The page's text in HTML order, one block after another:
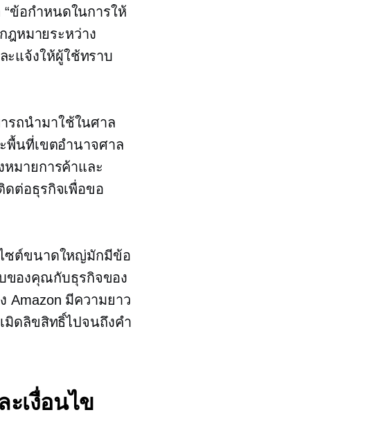
ข้อกำหนดในการให้
ฎหมายระหว่าง
แจ้งให้ผู้ใช้ทราบ
รถนำมาใช้ในศาล
พื้นที่เขตอำนาจศาล
มายการค้าและ
ดต่อธุรกิจเพื่อขอ
ไซต์ขนาดใหญ่มักมีข้อ
ของคุณกับธุรกิจของ
Amazon มีความยาว
มิดลิขสิทธิ์ไปจนถึงคำ
เงื่อนไข